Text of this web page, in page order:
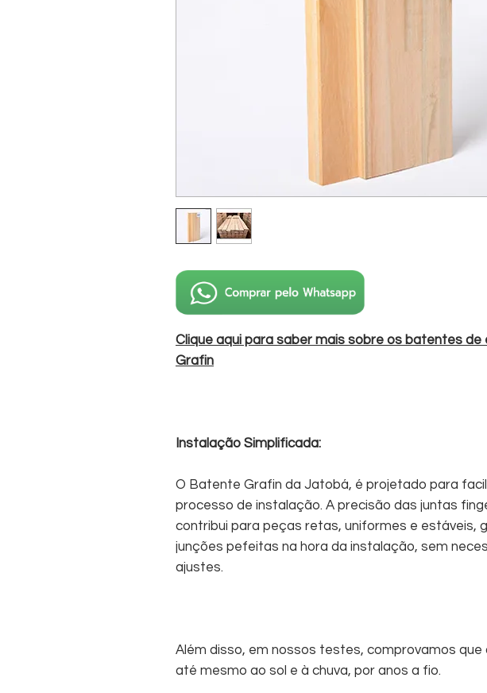
Clique aqui para saber mais sobre os batentes de
Grafin
Instalação Simplificada:
O Batente Grafin da Jatobá, é projetado para
processo de instalação. A precisão das juntas
contribui para peças retas, uniformes e estáveis,
junções pefeitas na hora da instalação, sem
ajustes.
Além disso, em nossos testes, comprovamos que
até mesmo ao sol e à chuva, por anos a fio.